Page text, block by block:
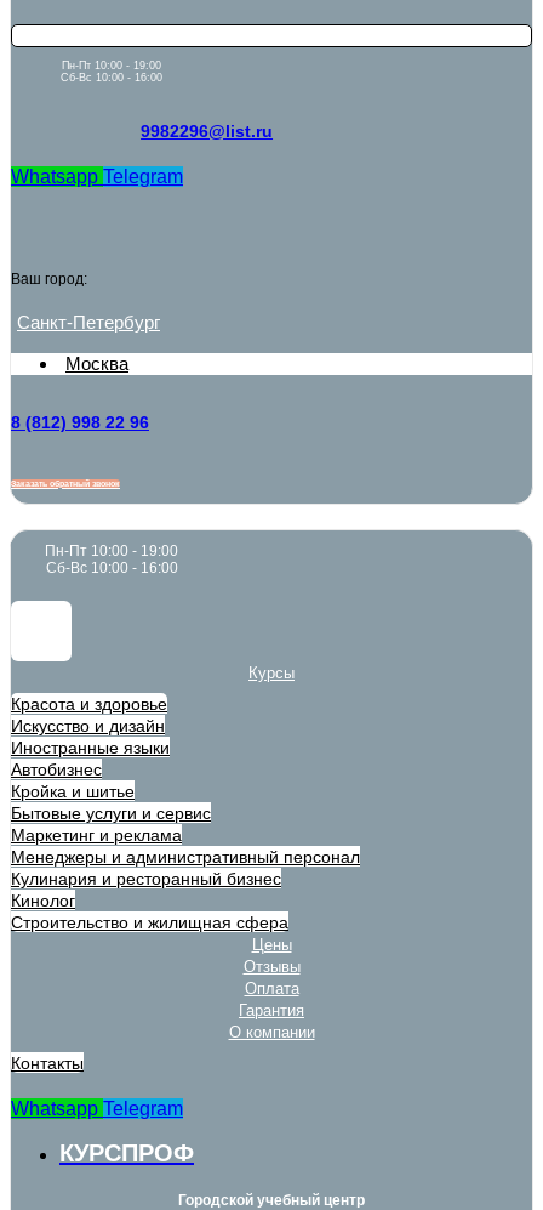
Пн-Пт 10:00 - 19:00
Сб-Вс 10:00 - 16:00
9982296@list.ru
Whatsapp Telegram
Ваш город:
Санкт-Петербург
Москва
8 (812) 998 22 96
Заказать обратный звонок
Пн-Пт 10:00 - 19:00
Сб-Вс 10:00 - 16:00
Курсы
Красота и здоровье
Искусство и дизайн
Иностранные языки
Автобизнес
Кройка и шитье
Бытовые услуги и сервис
Маркетинг и реклама
Менеджеры и административный персонал
Кулинария и ресторанный бизнес
Кинолог
Строительство и жилищная сфера
Цены
Отзывы
Оплата
Гарантия
О компании
Контакты
Whatsapp Telegram
КУРСПРОФ
Городской учебный центр